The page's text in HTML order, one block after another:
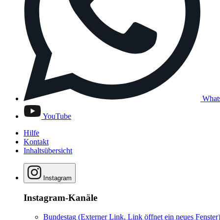
YouTube
Hilfe
Kontakt
Inhaltsübersicht
Instagram
Instagram-Kanäle
Bundestag (Externer Link, Link öffnet ein neues Fenster)